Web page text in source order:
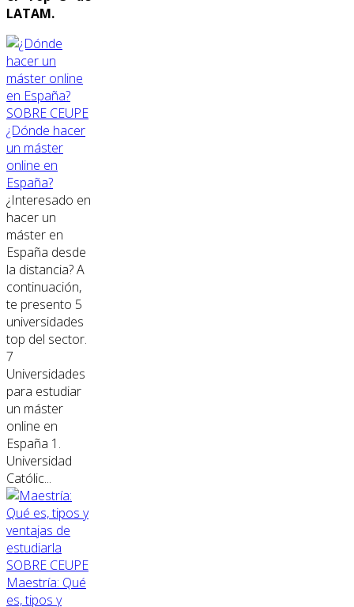
LATAM.
SOBRE CEUPE
¿Dónde hacer
un máster
online en
España?
¿Interesado en
hacer un
máster en
España desde
la distancia? A
continuación,
te presento 5
universidades
top del sector.
7
Universidades
para estudiar
un máster
online en
España 1.
Universidad
Católic...
SOBRE CEUPE
Maestría: Qué
es, tipos y